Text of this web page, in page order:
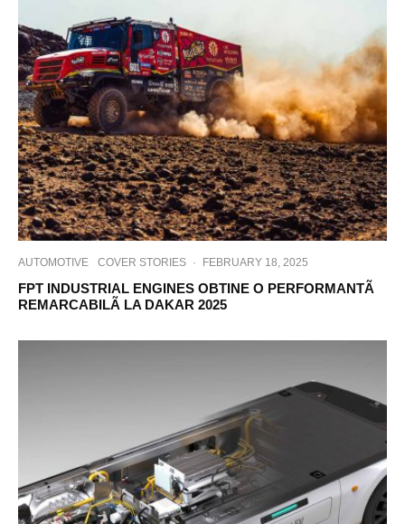
AUTOMOTIVE COVER STORIES · FEBRUARY 18, 2025
FPT INDUSTRIAL ENGINES OBTINE O PERFORMANTÃ
REMARCABILÃ LA DAKAR 2025